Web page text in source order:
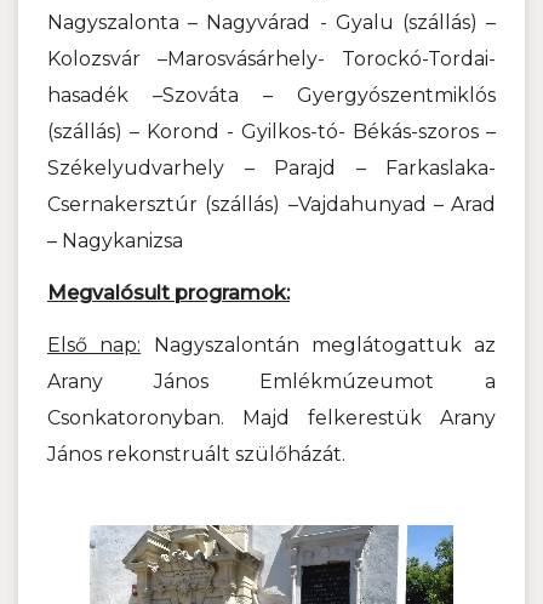
Nagyszalonta – Nagyvárad - Gyalu (szállás) –
Kolozsvár –Marosvásárhely- Torockó-Tordai-
hasadék –Szováta – Gyergyószentmiklós
(szállás) – Korond - Gyilkos-tó- Békás-szoros –
Székelyudvarhely – Parajd – Farkaslaka-
Csernakersztúr (szállás) –Vajdahunyad – Arad
– Nagykanizsa
Megvalósult programok:
Első nap: Nagyszalontán meglátogattuk az
Arany János Emlékmúzeumot a
Csonkatoronyban. Majd felkerestük Arany
János rekonstruált szülőházát.